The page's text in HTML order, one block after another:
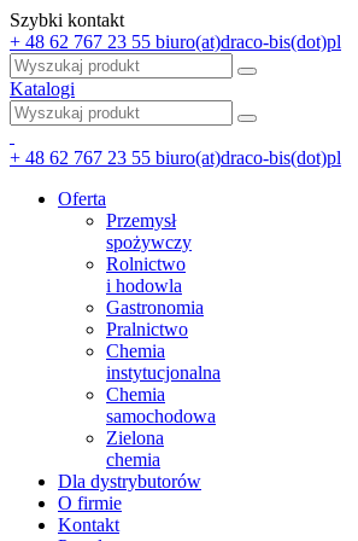
Szybki kontakt
+ 48 62 767 23 55 biuro(at)draco-bis(dot)pl
Katalogi
+ 48 62 767 23 55 biuro(at)draco-bis(dot)pl
Oferta
Przemysł
spożywczy
Rolnictwo
i hodowla
Gastronomia
Pralnictwo
Chemia
instytucjonalna
Chemia
samochodowa
Zielona
chemia
Dla dystrybutorów
O firmie
Kontakt